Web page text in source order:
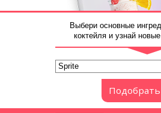
Выбери основные
коктейля и узнай
Подобрать